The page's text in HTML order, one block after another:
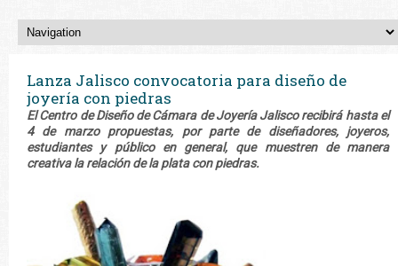
Lanza Jalisco convocatoria para diseño de
joyería con piedras
El Centro de Diseño de Cámara de Joyería Jalisco recibirá hasta el
4 de marzo propuestas, por parte de diseñadores, joyeros,
estudiantes y público en general, que muestren de manera
creativa la relación de la plata con piedras.